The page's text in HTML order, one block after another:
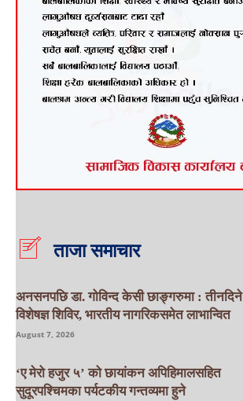
ताजा समाचार
अनसनपछि डा. गोविन्द केसी छाङ्गरुमा : तीनदिने
विशेषज्ञ शिविर, भारतीय नागरिकसमेत लाभान्वित
August 7, 2026
‘ए मेरो हजुर ५’ को छायांकन अपिहिमालसहित
सुदूरपश्चिमका पर्यटकीय गन्तव्यमा हुने